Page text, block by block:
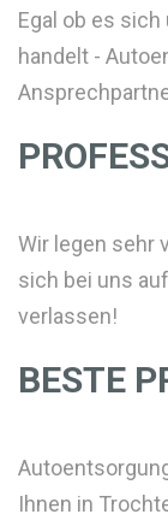
Egal ob es
handelt -
Wir legen sehr
sich bei uns
verlassen!
BESTE
Ihnen in